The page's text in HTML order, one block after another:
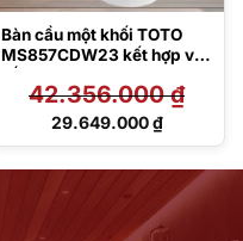
Bàn cầu một khối TOTO
MS857CDW23 kết hợp với
– TCF47360GAA
42.356.000₫
Giá
42.356.000 ₫.
29.649.000₫
Giá
29.649.000 ₫.